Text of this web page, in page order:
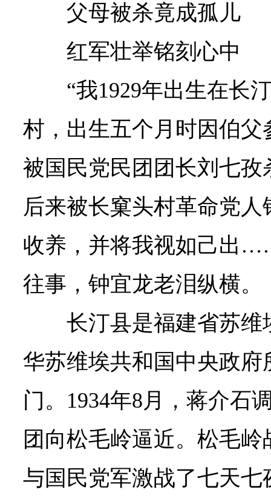
父母被杀竟成孤儿
红军壮举铭刻心中
“我1929年出生在长
村，出生五个月时因伯
被国民党民团团长刘七
后来被长窠头村革命党
收养，并将我视如己出
往事，钟宜龙老泪纵横。
长汀县是福建省苏
华苏维埃共和国中央政
门。1934年8月，蒋介石
团向松毛岭逼近。松毛
与国民党军激战了七天